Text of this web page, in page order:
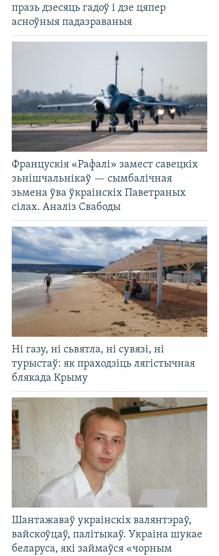
празь дзесяць гадоў і дзе цяпер
асноўныя падазраваныя
Францускія «Рафалі» замест савецкіх
зьнішчальнікаў — сымбалічная
зьмена ўва ўкраінскіх Паветраных
сілах. Аналіз Свабоды
Ні газу, ні сьвятла, ні сувязі, ні
турыстаў: як праходзіць лягістычная
блякада Крыму
Шантажаваў украінскіх валянтэраў,
вайскоўцаў, палітыкаў. Украіна шукае
беларуса, які займаўся «чорным